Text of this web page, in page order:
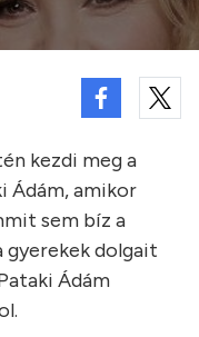
kezdi meg a
Ádám, amikor
sem bíz a
gyerekek dolgait
Ádám